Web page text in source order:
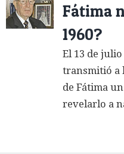
Fátima
1960?
El 13 de
transmitió a
de Fátima
revelarlo a